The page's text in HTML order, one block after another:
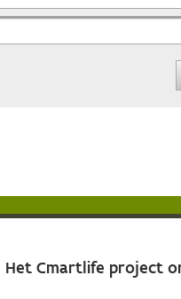
Het Cmartlife project